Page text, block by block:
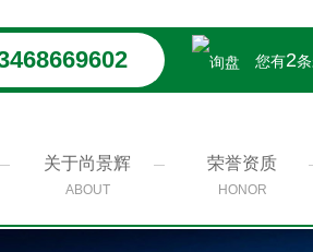
您有2
关于尚景辉
ABOUT
荣誉资质
HONOR